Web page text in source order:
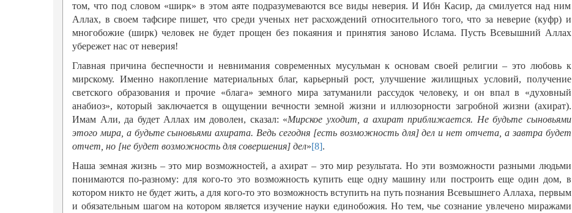
том, что под словом «ширк» в этом аяте подразумеваются все виды неверия. И Ибн Касир, да смилуется над ним
Аллах, в своем тафсире пишет, что среди ученых нет расхождений относительного того, что за неверие (куфр) и
многобожие (ширк) человек не будет прощен без покаяния и принятия заново Ислама. Пусть Всевышний Аллах
убережет нас от неверия!
Главная причина беспечности и невнимания современных мусульман к основам своей религии – это любовь к
мирскому. Именно накопление материальных благ, карьерный рост, улучшение жилищных условий, получение
светского образования и прочие «блага» земного мира затуманили рассудок человеку, и он впал в «духовный
анабиоз», который заключается в ощущении вечности земной жизни и иллюзорности загробной жизни (ахират).
Имам Али, да будет Аллах им доволен, сказал: «Мирское уходит, а ахират приближается. Не будьте сыновьями
этого мира, а будьте сыновьями ахирата. Ведь сегодня [есть возможность для] дел и нет отчета, а завтра будет
отчет, но [не будет возможность для совершения] дел»[8].
Наша земная жизнь – это мир возможностей, а ахират – это мир результата. Но эти возможности разными людьми
понимаются по-разному: для кого-то это возможность купить еще одну машину или построить еще один дом, в
котором никто не будет жить, а для кого-то это возможность вступить на путь познания Всевышнего Аллаха, первым
и обязательным шагом на котором является изучение науки единобожия. Но тем, чье сознание увлечено миражами